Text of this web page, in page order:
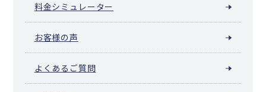
料金シミュレーター
お客様の声
よくあるご質問